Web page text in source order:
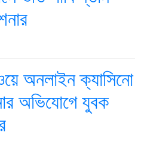
অনলাইন ক্যাসিনো
অভিযোগে যুবক